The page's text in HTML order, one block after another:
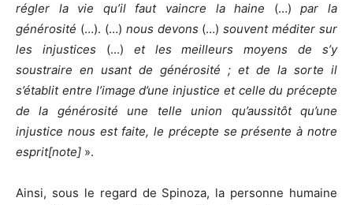
régler la vie qu’il faut vaincre la haine (…)par la
générosité (…). (…) nous devons (…)souvent méditer sur
les injustices (…) et les meilleurs moyens de s’y
soustraire en usant de générosité ; et de la sorte il
s’établit entre l’image d’une injustice et celle du précepte
de la générosité une telle union qu’aussitôt qu’une
injustice nous est faite, le précepte se présente à notre
esprit[note] ».
Ainsi, sous le regard de Spinoza, la personne humaine